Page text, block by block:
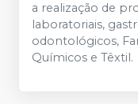
a realização de
laboratoriais,
odontológicos,
Químicos e Têxtil.